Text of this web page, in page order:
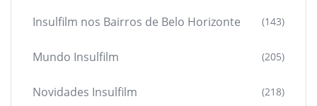
Insulfilm nos Bairros de Belo Horizonte (143)
Mundo Insulfilm (205)
Novidades Insulfilm (218)